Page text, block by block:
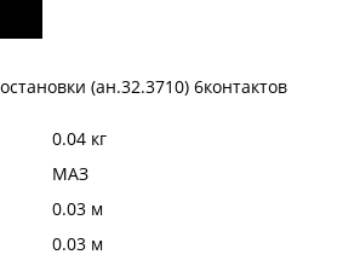
(ан.32.3710) 6контактов
0.04 кг
МАЗ
0.03 м
0.03 м